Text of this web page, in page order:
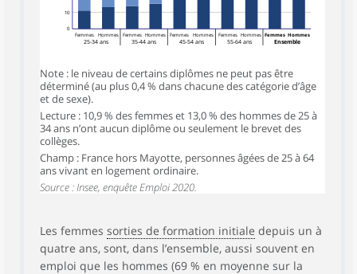
0
10
Femmes Hommes Femmes Hommes Femmes Hommes Femmes Hommes Femmes Hommes
25-34 ans 35-44 ans 45-54 ans 55-64 ans Ensemble
Note : le niveau de certains diplômes ne peut pas être
déterminé (au plus 0,4 % dans chacune des catégorie d’âge
et de sexe).
Lecture : 10,9 % des femmes et 13,0 % des hommes de 25 à
34 ans n’ont aucun diplôme ou seulement le brevet des
collèges.
Champ : France hors Mayotte, personnes âgées de 25 à 64
ans vivant en logement ordinaire.
Source : Insee, enquête Emploi 2020.
Les femmes sorties de formation initiale depuis un à
quatre ans, sont, dans l’ensemble, aussi souvent en
emploi que les hommes (69 % en moyenne sur la